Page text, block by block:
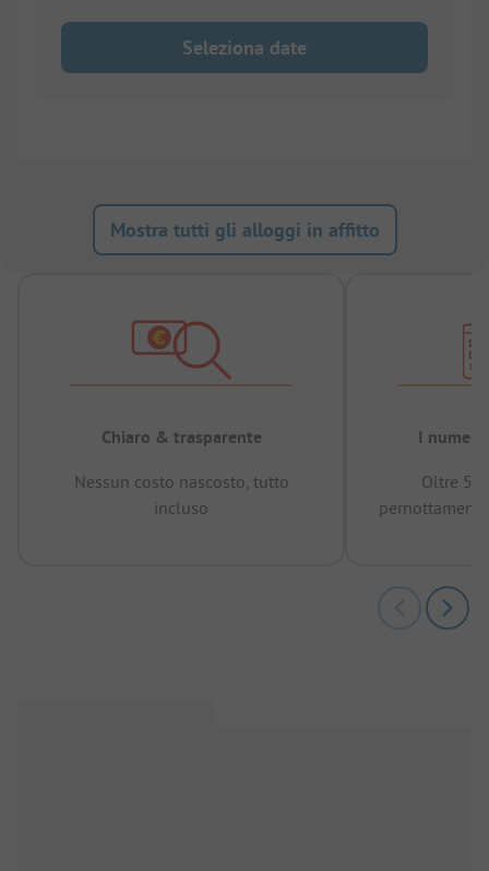
Seleziona date
Mostra tutti gli alloggi in affitto
Chiaro & trasparente
Nessun costo nascosto, tutto
incluso
I numeri
Oltre